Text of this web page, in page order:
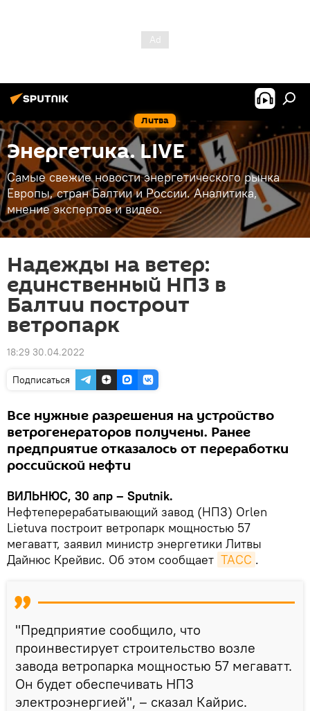
Литва
Энергетика. LIVE
Самые свежие новости энергетического рынка
Европы, стран Балтии и России. Аналитика,
мнение экспертов и видео.
Надежды на ветер:
единственный НПЗ в
Балтии построит
ветропарк
18:29 30.04.2022
Подписаться
Все нужные разрешения на устройство
ветрогенераторов получены. Ранее
предприятие отказалось от переработки
российской нефти
ВИЛЬНЮС, 30 апр – Sputnik.
Нефтеперерабатывающий завод (НПЗ) Orlen
Lietuva построит ветропарк мощностью 57
мегаватт, заявил министр энергетики Литвы
Дайнюс Крейвис. Об этом сообщает ТАСС .
"Предприятие сообщило, что
проинвестирует строительство возле
завода ветропарка мощностью 57 мегаватт.
Он будет обеспечивать НПЗ
электроэнергией", – сказал Кайрис.